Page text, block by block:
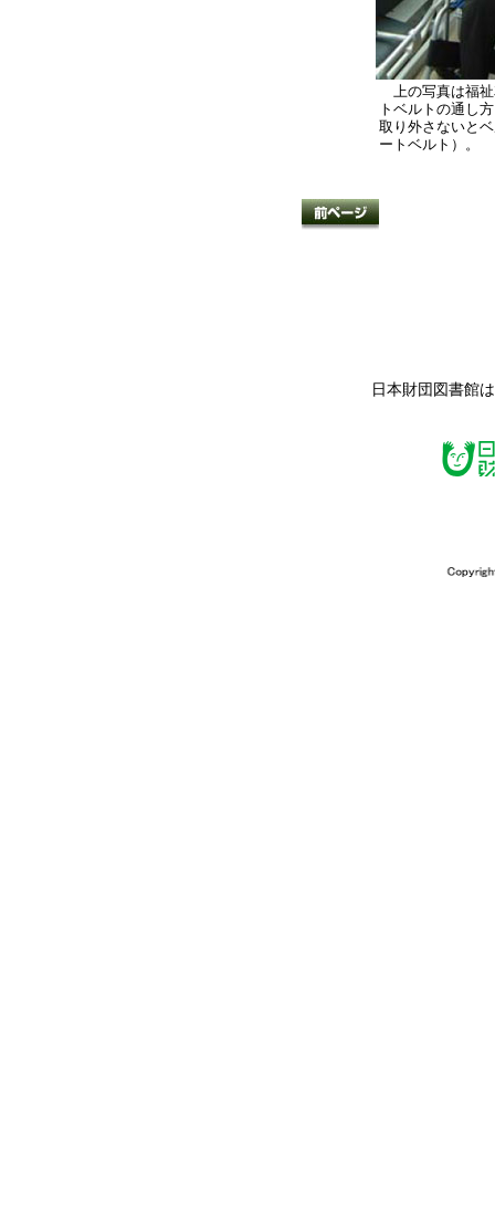
上の写真は福祉
トベルトの通し
取り外さないと
ートベルト）。
日本財団図書館